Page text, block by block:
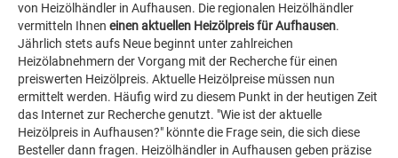
von Heizölhändler in Aufhausen. Die regionalen Heizölhändler
vermitteln Ihnen einen aktuellen Heizölpreis für Aufhausen.
Jährlich stets aufs Neue beginnt unter zahlreichen
Heizölabnehmern der Vorgang mit der Recherche für einen
preiswerten Heizölpreis. Aktuelle Heizölpreise müssen nun
ermittelt werden. Häufig wird zu diesem Punkt in der heutigen Zeit
das Internet zur Recherche genutzt. "Wie ist der aktuelle
Heizölpreis in Aufhausen?" könnte die Frage sein, die sich diese
Besteller dann fragen. Heizölhändler in Aufhausen geben präzise